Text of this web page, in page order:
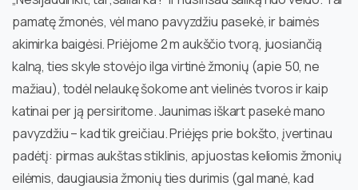
pamatę žmonės, vėl mano pavyzdžiu pasekė, ir baimės
akimirka baigėsi. Priėjome 2 m aukščio tvorą, juosiančią
kalną, ties skyle stovėjo ilga virtinė žmonių (apie 50, ne
mažiau), todėl nelaukę šokome ant vielinės tvoros ir kaip
katinai per ją persiritome. Jaunimas iškart pasekė mano
pavyzdžiu – kad tik greičiau. Priėjęs prie bokšto, įvertinau
padėtį: pirmas aukštas stiklinis, apjuostas keliomis žmonių
eilėmis, daugiausia žmonių ties durimis (gal manė, kad